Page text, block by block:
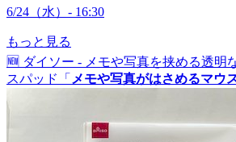
6/24（水）- 16:30
もっと見る
🆕 ダイソー - メモや写真を挟める透明
スパッド「 メモや写真がはさめるマウ